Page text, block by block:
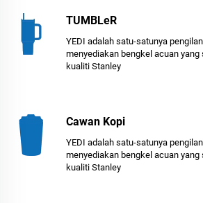
TUMBLeR
YEDI adalah satu-satunya
menyediakan bengkel acuan yang
kualiti Stanley
Cawan Kopi
YEDI adalah satu-satunya
menyediakan bengkel acuan yang
kualiti Stanley